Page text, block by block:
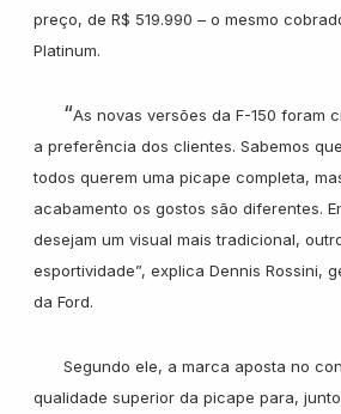
preço, de R$ 519.990 – o mesmo
Platinum.
“As novas versões da F-150 foram
a preferência dos clientes. Sabemos
todos querem uma picape completa,
acabamento os gostos são diferentes.
desejam um visual mais tradicional,
esportividade”, explica Dennis Rossini,
da Ford.
Segundo ele, a marca aposta no
qualidade superior da picape para,